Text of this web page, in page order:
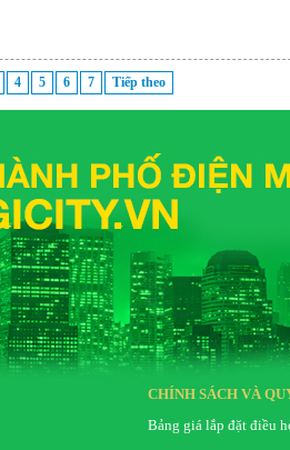
4 5 6 7 Tiếp theo
CHÍNH SÁCH VÀ
Bảng giá lắp đặt điều